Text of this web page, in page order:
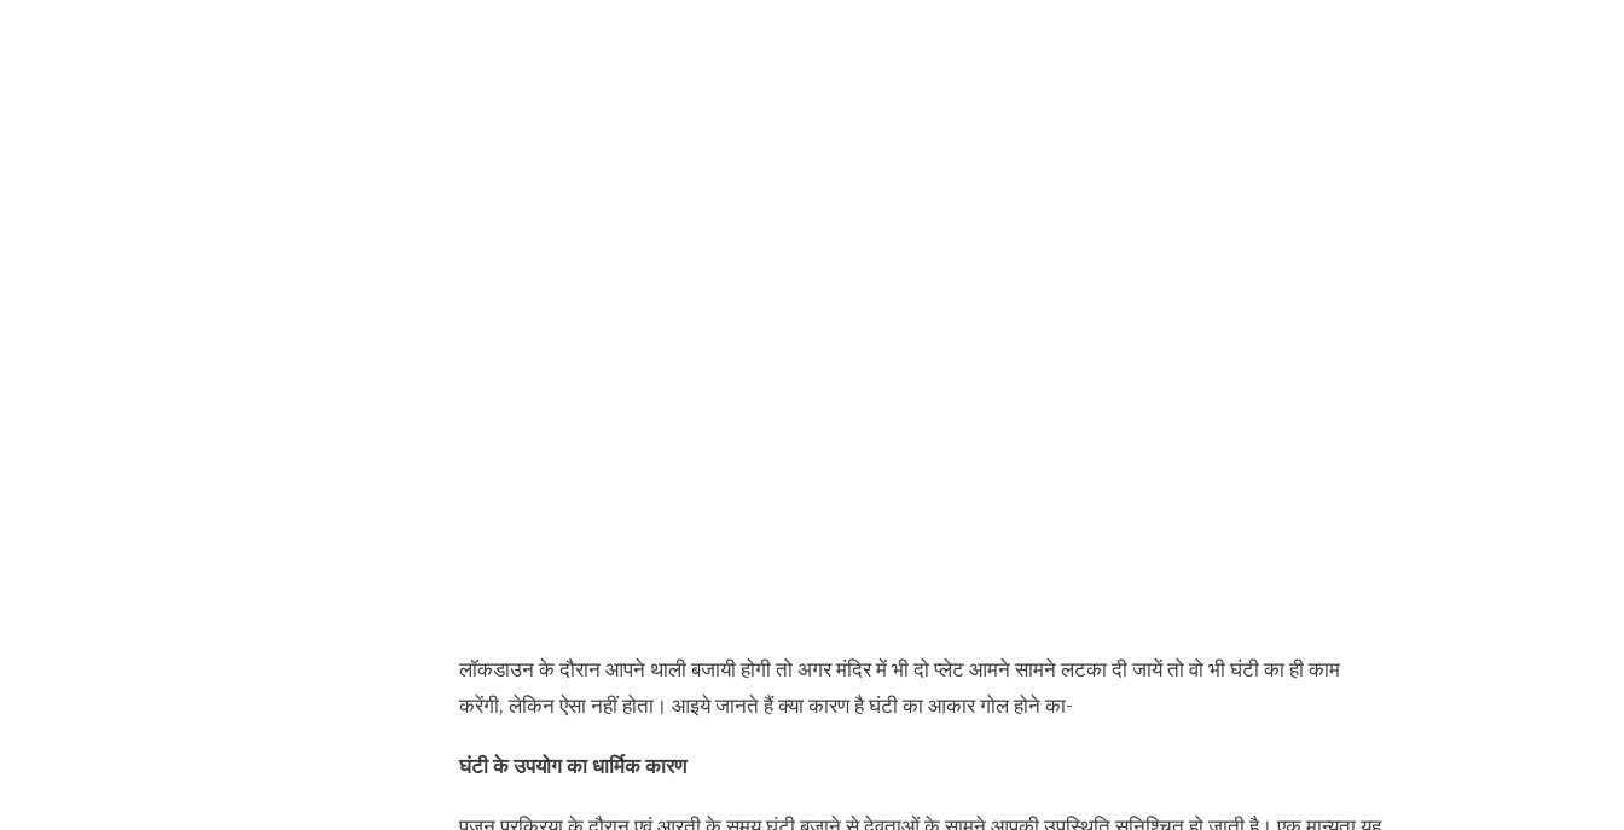
लॉकडाउन के दौरान आपने थाली बजायी होगी तो अगर मंदिर में भी दो प्लेट आमने सामने लटका दी जायें तो वो भी घंटी का ही काम
करेंगी, लेकिन ऐसा नहीं होता। आइये जानते हैं क्या कारण है घंटी का आकार गोल होने का-
घंटी के उपयोग का धार्मिक कारण